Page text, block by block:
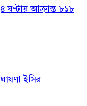
আক্রান্ত ৮১৮
ইসির